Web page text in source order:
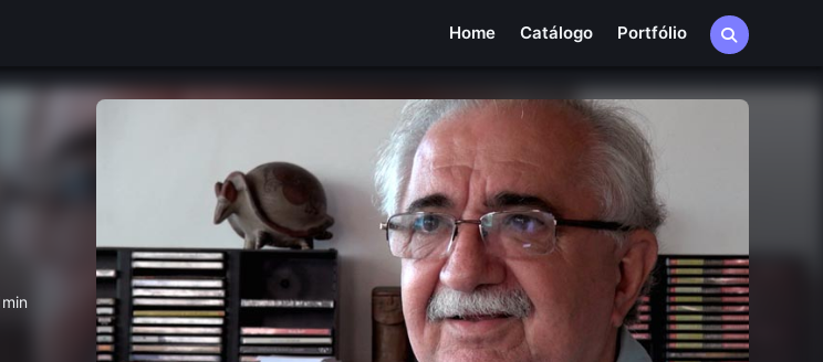
Home Catálogo Portfólio